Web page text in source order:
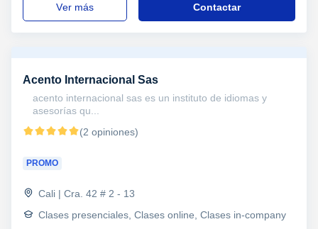
ver más Contactar
Acento Internacional Sas
acento internacional sas es un instituto de idiomas y
asesorías qu...
(2 opiniones)
PROMO
Cali | Cra. 42 # 2 - 13
Clases presenciales, Clases online, Clases in-company